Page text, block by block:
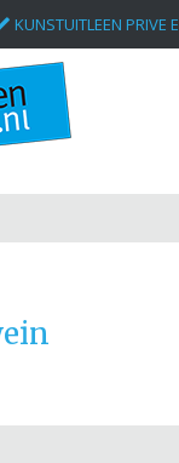
KUNSTUITLEEN PRIVE